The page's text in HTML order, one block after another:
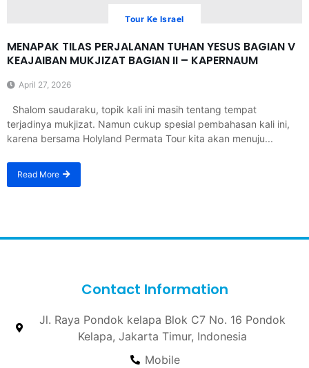
Tour Ke Israel
MENAPAK TILAS PERJALANAN TUHAN YESUS BAGIAN V
KEAJAIBAN MUKJIZAT BAGIAN II – KAPERNAUM
April 27, 2026
Shalom saudaraku, topik kali ini masih tentang tempat
terjadinya mukjizat. Namun cukup spesial pembahasan kali ini,
karena bersama Holyland Permata Tour kita akan menuju...
Read More
Contact Information
Jl. Raya Pondok kelapa Blok C7 No. 16 Pondok
Kelapa, Jakarta Timur, Indonesia
Mobile